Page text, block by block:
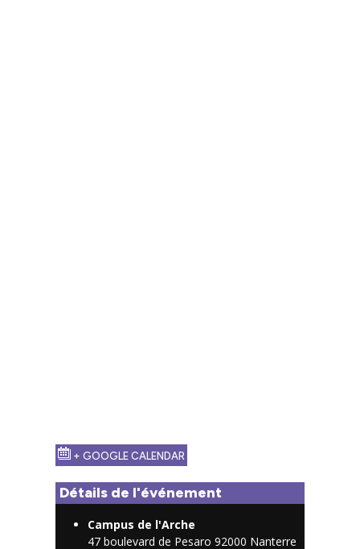
+ GOOGLE CALENDAR
Détails de l'événement
Campus de l'Arche
47 boulevard de Pesaro 92000 Nanterre